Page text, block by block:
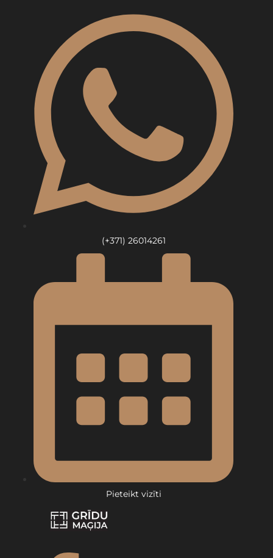
(+371) 26014261
Pieteikt vizīti